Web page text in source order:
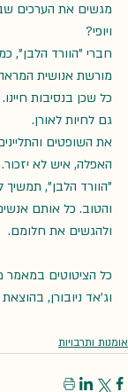
מגשים את הערכים
ויופי?
חברי "הוורד הלבן",
מורשת אנושית
כל שכן בנסיבות
גם לחיות לאורן.
את השופטים
האפלה, איש לא
"הוורד הלבן",
והטוב. כל אותם
ולהגשים את חלומם.
כל הציטוטים במאמר
וג'אד ניובורן,
אומנות ותרבויות